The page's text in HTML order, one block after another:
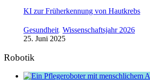
KI zur Früherkennung von Hautkrebs
Gesundheit, Wissenschaftsjahr 2026
25. Juni 2025
Robotik